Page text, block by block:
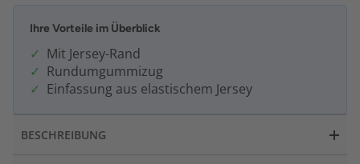
Ihre Vorteile im Überblick
Mit Jersey-Rand
Rundumgummizug
Einfassung aus elastischem Jersey
BESCHREIBUNG